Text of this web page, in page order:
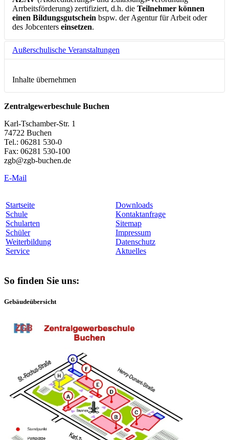
Arrbeitsförderung) zertifiziert, d.h. die Teilnehmer können
einen Bildungsgutschein bspw. der Agentur für Arbeit oder
des Jobcenters einsetzen.
Außerschulische Veranstaltungen
Inhalte übernehmen
Zentralgewerbeschule Buchen
Karl-Tschamber-Str. 1
74722 Buchen
Tel.: 06281 530-0
Fax: 06281 530-100
zgb@zgb-buchen.de
E-Mail
Startseite
Schule
Schularten
Schüler
Weiterbildung
Service
Downloads
Kontaktanfrage
Sitemap
Impressum
Datenschutz
Aktuelles
So finden Sie uns:
Gebäudeübersicht